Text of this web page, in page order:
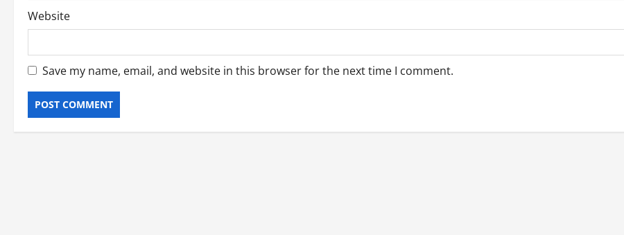
Website
Save my name, email, and website in this browser for the next time I comment.